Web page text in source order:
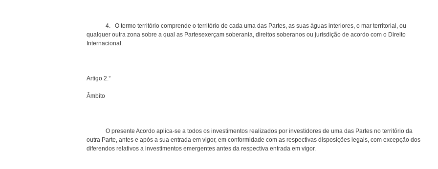
4. O termo território comprende o território de cada uma das Partes, as suas águas interiores, o mar territorial, ou
qualquer outra zona sobre a qual as Partesexerçam soberania, direitos soberanos ou jurisdição de acordo com o Direito
Internacional.
Artigo 2.°
Âmbito
O presente Acordo aplica-se a todos os investimentos realizados por investidores de uma das Partes no território da
outra Parte, antes e após a sua entrada em vigor, em conformidade com as respectivas disposições legais, com excepção dos
diferendos relativos a investimentos emergentes antes da respectiva entrada em vigor.